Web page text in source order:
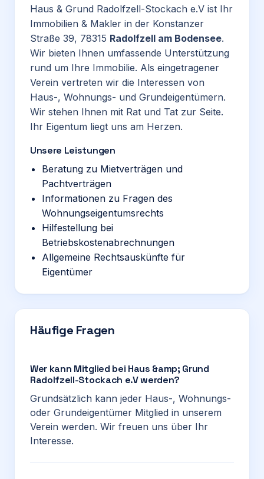
Haus & Grund Radolfzell-Stockach e.V ist Ihr
Immobilien & Makler in der Konstanzer
Straße 39, 78315 Radolfzell am Bodensee.
Wir bieten Ihnen umfassende Unterstützung
rund um Ihre Immobilie. Als eingetragener
Verein vertreten wir die Interessen von
Haus-, Wohnungs- und Grundeigentümern.
Wir stehen Ihnen mit Rat und Tat zur Seite.
Ihr Eigentum liegt uns am Herzen.
Unsere Leistungen
Beratung zu Mietverträgen und
Pachtverträgen
Informationen zu Fragen des
Wohnungseigentumsrechts
Hilfestellung bei
Betriebskostenabrechnungen
Allgemeine Rechtsauskünfte für
Eigentümer
Häufige Fragen
Wer kann Mitglied bei Haus &amp; Grund
Radolfzell-Stockach e.V werden?
Grundsätzlich kann jeder Haus-, Wohnungs-
oder Grundeigentümer Mitglied in unserem
Verein werden. Wir freuen uns über Ihr
Interesse.